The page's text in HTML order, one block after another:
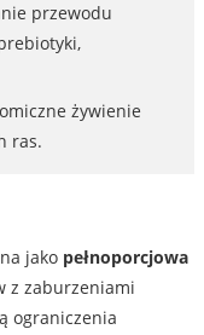
przewodu
żywienie
ras.
jako pełnoporcjowa
z zaburzeniami
ograniczenia